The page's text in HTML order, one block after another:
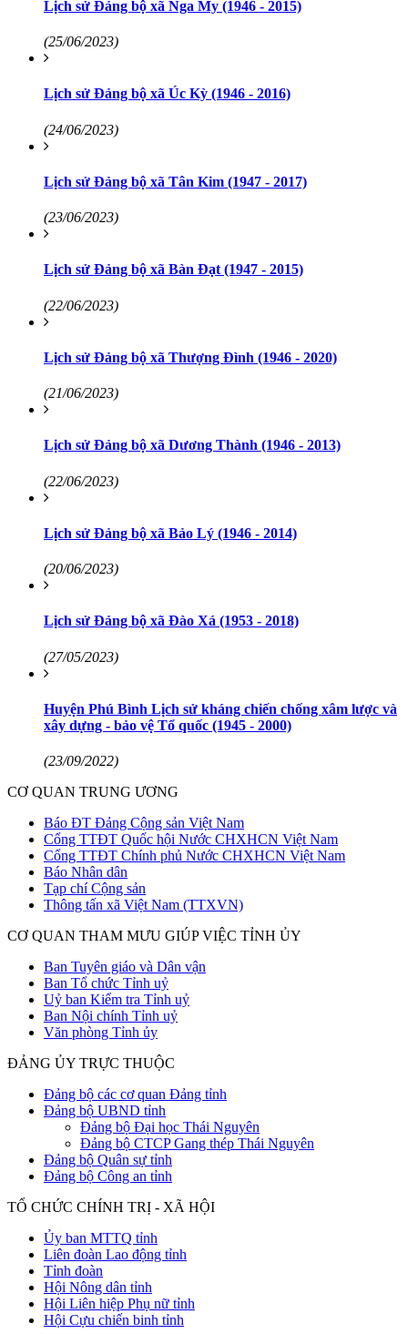
Lịch sử Đảng bộ xã Nga My (1946 - 2015)
(25/06/2023)
Lịch sử Đảng bộ xã Úc Kỳ (1946 - 2016)
(24/06/2023)
Lịch sử Đảng bộ xã Tân Kim (1947 - 2017)
(23/06/2023)
Lịch sử Đảng bộ xã Bàn Đạt (1947 - 2015)
(22/06/2023)
Lịch sử Đảng bộ xã Thượng Đình (1946 - 2020)
(21/06/2023)
Lịch sử Đảng bộ xã Dương Thành (1946 - 2013)
(22/06/2023)
Lịch sử Đảng bộ xã Bảo Lý (1946 - 2014)
(20/06/2023)
Lịch sử Đảng bộ xã Đào Xá (1953 - 2018)
(27/05/2023)
Huyện Phú Bình Lịch sử kháng chiến chống xâm lược và
xây dựng - bảo vệ Tổ quốc (1945 - 2000)
(23/09/2022)
CƠ QUAN TRUNG ƯƠNG
Báo ĐT Đảng Cộng sản Việt Nam
Cổng TTĐT Quốc hội Nước CHXHCN Việt Nam
Cổng TTĐT Chính phủ Nước CHXHCN Việt Nam
Báo Nhân dân
Tạp chí Cộng sản
Thông tấn xã Việt Nam (TTXVN)
CƠ QUAN THAM MƯU GIÚP VIỆC TỈNH ỦY
Ban Tuyên giáo và Dân vận
Ban Tổ chức Tỉnh uỷ
Uỷ ban Kiểm tra Tỉnh uỷ
Ban Nội chính Tỉnh uỷ
Văn phòng Tỉnh ủy
ĐẢNG ỦY TRỰC THUỘC
Đảng bộ các cơ quan Đảng tỉnh
Đảng bộ UBND tỉnh
Đảng bộ Đại học Thái Nguyên
Đảng bộ CTCP Gang thép Thái Nguyên
Đảng bộ Quân sự tỉnh
Đảng bộ Công an tỉnh
TỔ CHỨC CHÍNH TRỊ - XÃ HỘI
Ủy ban MTTQ tỉnh
Liên đoàn Lao động tỉnh
Tỉnh đoàn
Hội Nông dân tỉnh
Hội Liên hiệp Phụ nữ tỉnh
Hội Cựu chiến binh tỉnh